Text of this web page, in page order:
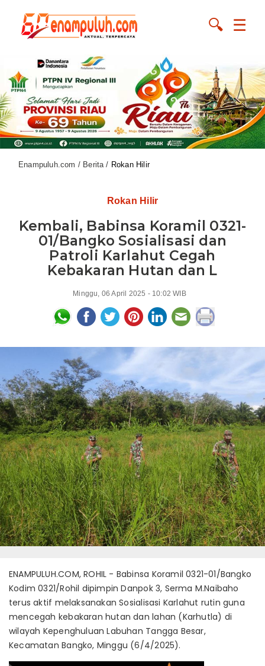
☰
🔍
Enampuluh.com / Berita / Rokan Hilir
Rokan Hilir
Kembali, Babinsa Koramil 0321-
01/Bangko Sosialisasi dan
Patroli Karlahut Cegah
Kebakaran Hutan dan L
Minggu, 06 April 2025 - 10:02 WIB
ENAMPULUH.COM, ROHIL - Babinsa Koramil 0321-01/Bangko
Kodim 0321/Rohil dipimpin Danpok 3, Serma M.Naibaho
terus aktif melaksanakan Sosialisasi Karlahut rutin guna
mencegah kebakaran hutan dan lahan (Karhutla) di
wilayah Kepenghuluan Labuhan Tangga Besar,
Kecamatan Bangko, Minggu (6/4/2025).